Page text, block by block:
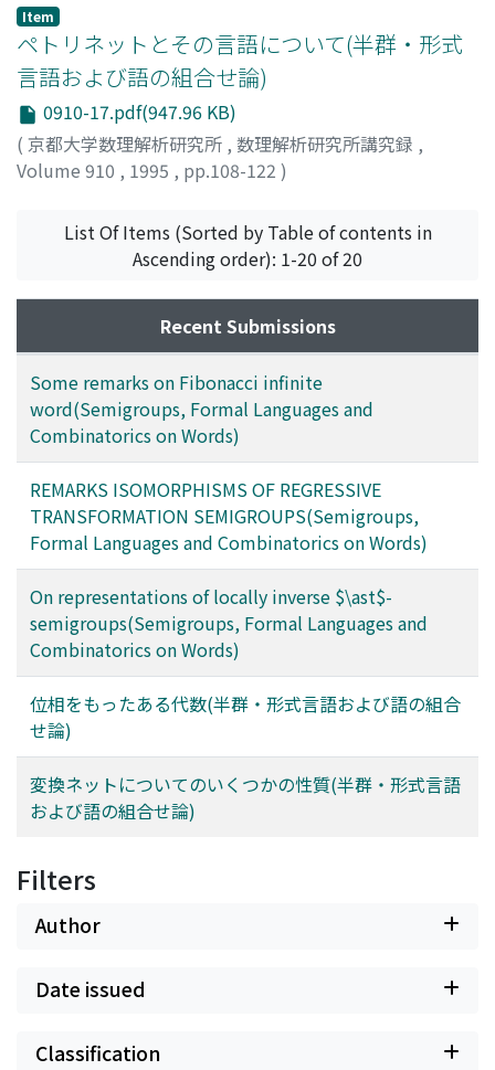
ライ, ナオキ
Item
ペトリネットとその言語について(半群・形式
言語および語の組合せ論)
0910-17.pdf(947.96 KB)
( 京都大学数理解析研究所 , 数理解析研究所講究録 ,
Volume 910 , 1995 , pp.108-122 )
List Of Items (Sorted by Table of contents in
Ascending order): 1-20 of 20
Recent Submissions
Some remarks on Fibonacci infinite
word(Semigroups, Formal Languages and
Combinatorics on Words)
REMARKS ISOMORPHISMS OF REGRESSIVE
TRANSFORMATION SEMIGROUPS(Semigroups,
Formal Languages and Combinatorics on Words)
On representations of locally inverse $\ast$-
semigroups(Semigroups, Formal Languages and
Combinatorics on Words)
位相をもったある代数(半群・形式言語および語の組合
せ論)
変換ネットについてのいくつかの性質(半群・形式言語
および語の組合せ論)
Filters
Author
Date issued
Classification